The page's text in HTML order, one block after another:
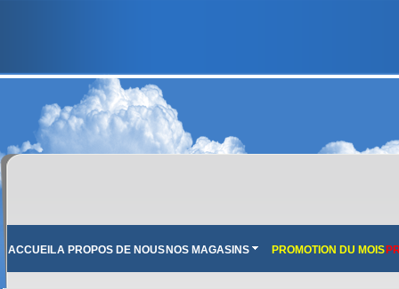
ACCUEILA PROPOS DE NOUS NOS MAGASINS PROMOTION DU MOIS